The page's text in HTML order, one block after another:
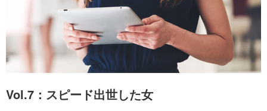
Vol.7：スピード出世した女